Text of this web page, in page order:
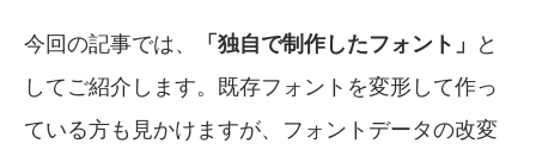
今回の記事では、 「独自で制作したフォント」 と
してご紹介します。既存フォントを変形して作っ
ている方も見かけますが、フォントデータの改変